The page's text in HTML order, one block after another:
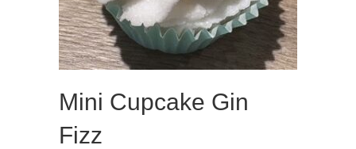
Mini Cupcake Gin
Fizz